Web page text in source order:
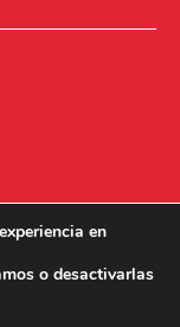
en
o desactivarlas